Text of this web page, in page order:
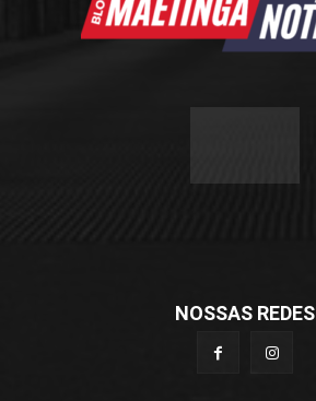
NOSSAS REDES